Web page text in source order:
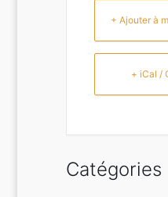
+ Ajouter à
+ iCal /
Catégories